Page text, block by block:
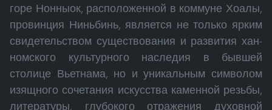
горе Нонныок, расположенной в коммуне Хоалы,
провинция Ниньбинь, является не только ярким
свидетельством существования и развития хан-
номского культурного наследия в бывшей
столице Вьетнама, но и уникальным символом
изящного сочетания искусства каменной резьбы,
литературы, глубокого отражения духовной